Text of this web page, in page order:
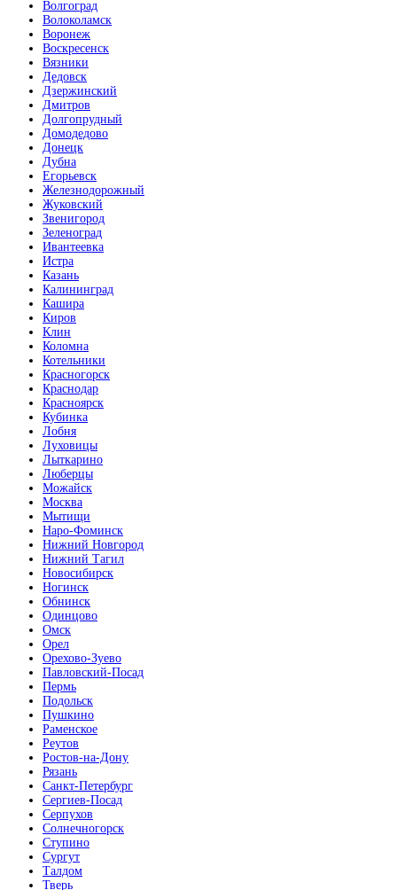
Волгоград
Волоколамск
Воронеж
Воскресенск
Вязники
Дедовск
Дзержинский
Дмитров
Долгопрудный
Домодедово
Донецк
Дубна
Егорьевск
Железнодорожный
Жуковский
Звенигород
Зеленоград
Ивантеевка
Истра
Казань
Калининград
Кашира
Киров
Клин
Коломна
Котельники
Красногорск
Краснодар
Красноярск
Кубинка
Лобня
Луховицы
Лыткарино
Люберцы
Можайск
Москва
Мытищи
Наро-Фоминск
Нижний Новгород
Нижний Тагил
Новосибирск
Ногинск
Обнинск
Одинцово
Омск
Орел
Орехово-Зуево
Павловский-Посад
Пермь
Подольск
Пушкино
Раменское
Реутов
Ростов-на-Дону
Рязань
Санкт-Петербург
Сергиев-Посад
Серпухов
Солнечногорск
Ступино
Сургут
Талдом
Тверь